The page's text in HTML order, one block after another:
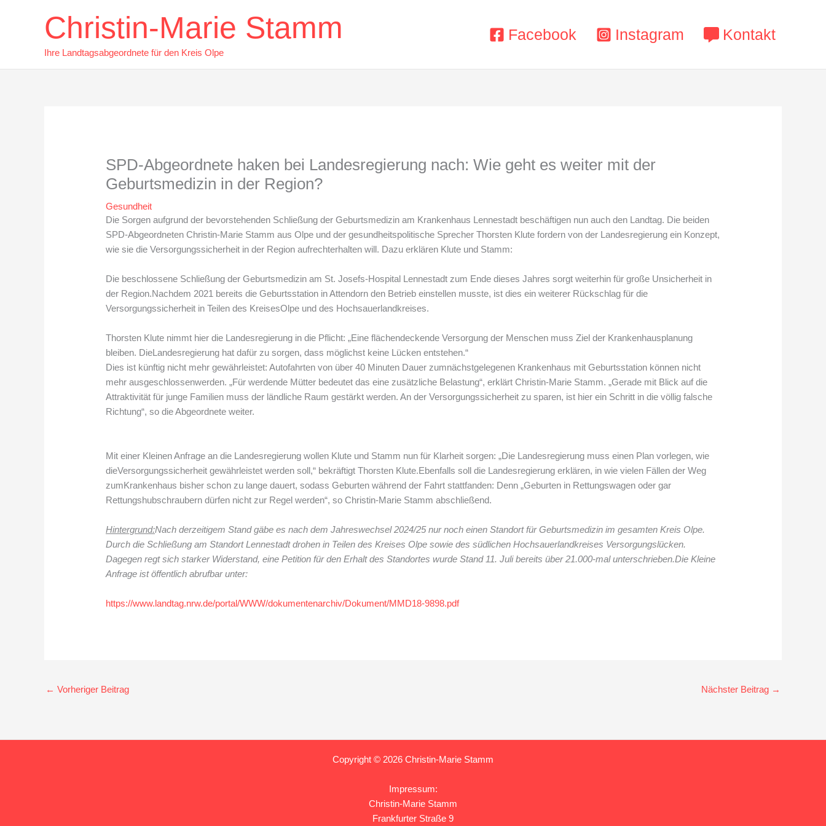
Christin-Marie Stamm
Ihre Landtagsabgeordnete für den Kreis Olpe
Facebook Instagram Kontakt
SPD-Abgeordnete haken bei Landesregierung nach: Wie geht es weiter mit der
Geburtsmedizin in der Region?
Gesundheit
Die Sorgen aufgrund der bevorstehenden Schließung der Geburtsmedizin am Krankenhaus Lennestadt beschäftigen nun auch den Landtag. Die beiden
SPD-Abgeordneten Christin-Marie Stamm aus Olpe und der gesundheitspolitische Sprecher Thorsten Klute fordern von der Landesregierung ein Konzept,
wie sie die Versorgungssicherheit in der Region aufrechterhalten will. Dazu erklären Klute und Stamm:
Die beschlossene Schließung der Geburtsmedizin am St. Josefs-Hospital Lennestadt zum Ende dieses Jahres sorgt weiterhin für große Unsicherheit in
der Region.Nachdem 2021 bereits die Geburtsstation in Attendorn den Betrieb einstellen musste, ist dies ein weiterer Rückschlag für die
Versorgungssicherheit in Teilen des KreisesOlpe und des Hochsauerlandkreises.
Thorsten Klute nimmt hier die Landesregierung in die Pflicht: „Eine flächendeckende Versorgung der Menschen muss Ziel der Krankenhausplanung
bleiben. DieLandesregierung hat dafür zu sorgen, dass möglichst keine Lücken entstehen.“
Dies ist künftig nicht mehr gewährleistet: Autofahrten von über 40 Minuten Dauer zumnächstgelegenen Krankenhaus mit Geburtsstation können nicht
mehr ausgeschlossenwerden. „Für werdende Mütter bedeutet das eine zusätzliche Belastung“, erklärt Christin-Marie Stamm. „Gerade mit Blick auf die
Attraktivität für junge Familien muss der ländliche Raum gestärkt werden. An der Versorgungssicherheit zu sparen, ist hier ein Schritt in die völlig falsche
Richtung“, so die Abgeordnete weiter.
Mit einer Kleinen Anfrage an die Landesregierung wollen Klute und Stamm nun für Klarheit sorgen: „Die Landesregierung muss einen Plan vorlegen, wie
dieVersorgungssicherheit gewährleistet werden soll,“ bekräftigt Thorsten Klute.Ebenfalls soll die Landesregierung erklären, in wie vielen Fällen der Weg
zumKrankenhaus bisher schon zu lange dauert, sodass Geburten während der Fahrt stattfanden: Denn „Geburten in Rettungswagen oder gar
Rettungshubschraubern dürfen nicht zur Regel werden“, so Christin-Marie Stamm abschließend.
Hintergrund:Nach derzeitigem Stand gäbe es nach dem Jahreswechsel 2024/25 nur noch einen Standort für Geburtsmedizin im gesamten Kreis Olpe.
Durch die Schließung am Standort Lennestadt drohen in Teilen des Kreises Olpe sowie des südlichen Hochsauerlandkreises Versorgungslücken.
Dagegen regt sich starker Widerstand, eine Petition für den Erhalt des Standortes wurde Stand 11. Juli bereits über 21.000-mal unterschrieben.Die Kleine
Anfrage ist öffentlich abrufbar unter:
https://www.landtag.nrw.de/portal/WWW/dokumentenarchiv/Dokument/MMD18-9898.pdf
← Vorheriger Beitrag Nächster Beitrag →
Copyright © 2026 Christin-Marie Stamm
Impressum:
Christin-Marie Stamm
Frankfurter Straße 9